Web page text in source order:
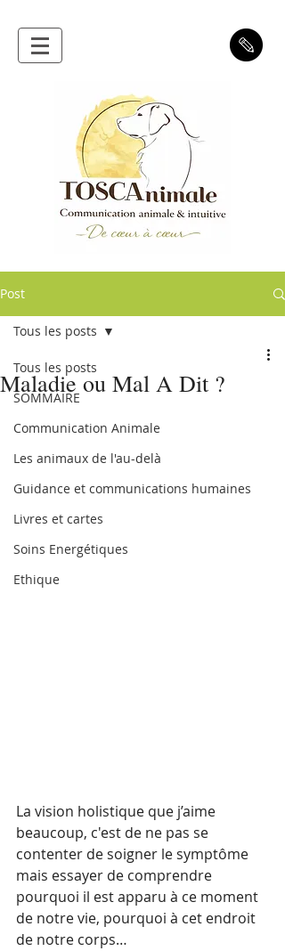
Post
Tous les posts
SOMMAIRE
Communication Animale
Les animaux de l'au-delà
Guidance et communications humaines
Livres et cartes
Soins Energétiques
Ethique
Tous les posts
Maladie ou Mal A Dit ?
La vision holistique que j’aime
beaucoup, c'est de ne pas se
contenter de soigner le symptôme
mais essayer de comprendre
pourquoi il est apparu à ce moment
de notre vie, pourquoi à cet endroit
de notre corps…